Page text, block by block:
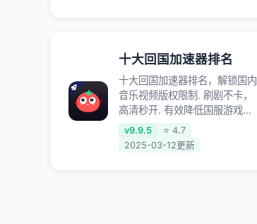
制，带你穿梭加速回国。目前已
有上百万用户，用户整体好评
95%以上，一对一在线客服支
持，保障你的使用体验。
十大回国加速器排名
十大回国加速器排名，解锁国内
音乐视频版权限制. 刷剧不卡，
高清秒开. 有效降低国服游戏延
迟. 提升国内主流应用访问速度
; 独创加速黑科技 · 海量边缘. 动
v9.9.5
⭐ 4.7
2025-03-12更新